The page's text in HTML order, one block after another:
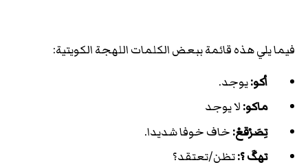
فيما يلي هذه قائمة ببعض الكلمات اللهجة الكويتية:
أكو:يوجد.
ماكو:لا يوجد
تِصَرْقعْ:خاف خوفا شديدا.
تهگَ ؟:تظن/تعتقد؟